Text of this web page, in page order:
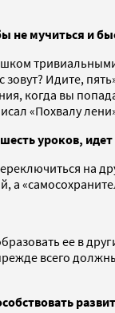
не мучиться и
Идите,
когда вы
«Похвалу
уроков, идет
на
а
ее в
всего